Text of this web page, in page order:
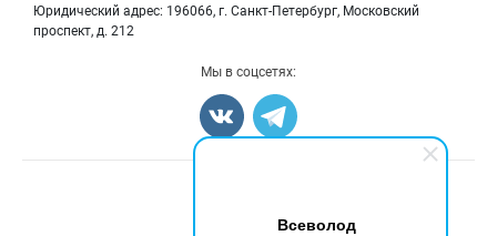
Всеволод
Юридический адрес: 196066, г. Санкт-Петербург, Московский
проспект, д. 212
Мы в соцсетях: